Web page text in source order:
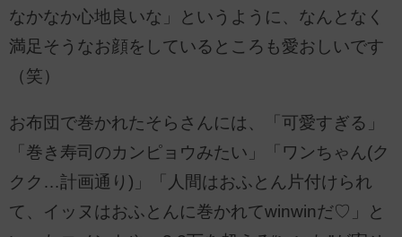
なかなか心地良いな」というように、なんとなく
満足そうなお顔をしているところも愛おしいです
（笑）
お布団で巻かれたそらさんには、「可愛すぎる」
「巻き寿司のカンピョウみたい」「ワンちゃん(ク
クク…計画通り)」「人間はおふとん片付けられ
て、イッヌはおふとんに巻かれてwinwinだ♡」と